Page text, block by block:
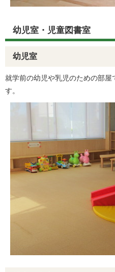
幼児室・児童図書室
幼児室
就学前の幼児や乳児のための部屋
す。